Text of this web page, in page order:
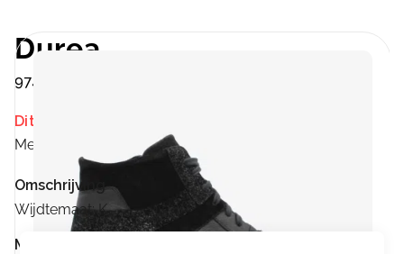
Durea
9745 688 1325
Dit product is momenteel niet op voorraad.
Merk:
Omschrijving
Wijdtemaat: K
Merk: